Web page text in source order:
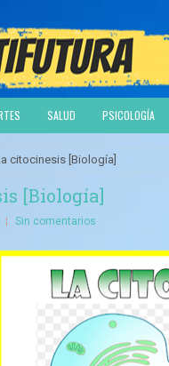
SALUD PSICOLOGÍA
citocinesis [Biología]
[Biología]
Sin comentarios